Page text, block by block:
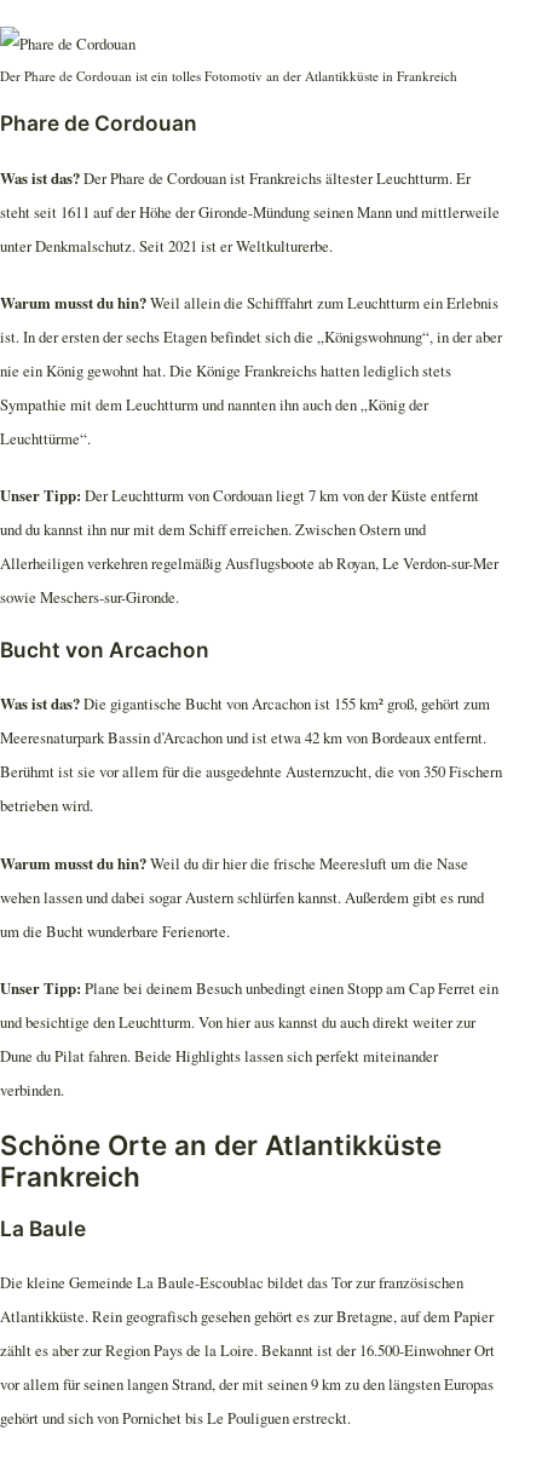
Der Phare de Cordouan ist ein tolles Fotomotiv an der Atlantikküste in Frankreich
Phare de Cordouan
Was ist das?Der Phare de Cordouan ist Frankreichs ältester Leuchtturm. Er
steht seit 1611 auf der Höhe der Gironde-Mündung seinen Mann und mittlerweile
unter Denkmalschutz. Seit 2021 ist er Weltkulturerbe.
Warum musst du hin?Weil allein die Schifffahrt zum Leuchtturm ein Erlebnis
ist. In der ersten der sechs Etagen befindet sich die „Königswohnung“, in der aber
nie ein König gewohnt hat. Die Könige Frankreichs hatten lediglich stets
Sympathie mit dem Leuchtturm und nannten ihn auch den „König der
Leuchttürme“.
Unser Tipp: Der Leuchtturm von Cordouan liegt 7 km von der Küste entfernt
und du kannst ihn nur mit dem Schiff erreichen. Zwischen Ostern und
Allerheiligen verkehren regelmäßig Ausflugsboote ab Royan, Le Verdon-sur-Mer
sowie Meschers-sur-Gironde.
Bucht von Arcachon
Was ist das?Die gigantische Bucht von Arcachon ist 155 km² groß, gehört zum
Meeresnaturpark Bassin d’Arcachon und ist etwa 42 km von Bordeaux entfernt.
Berühmt ist sie vor allem für die ausgedehnte Austernzucht, die von 350 Fischern
betrieben wird.
Warum musst du hin?Weil du dir hier die frische Meeresluft um die Nase
wehen lassen und dabei sogar Austern schlürfen kannst. Außerdem gibt es rund
um die Bucht wunderbare Ferienorte.
Unser Tipp: Plane bei deinem Besuch unbedingt einen Stopp am Cap Ferret ein
und besichtige den Leuchtturm. Von hier aus kannst du auch direkt weiter zur
Dune du Pilat fahren. Beide Highlights lassen sich perfekt miteinander
verbinden.
Schöne Orte an der Atlantikküste
Frankreich
La Baule
Die kleine Gemeinde La Baule-Escoublac bildet das Tor zur französischen
Atlantikküste. Rein geografisch gesehen gehört es zur Bretagne, auf dem Papier
zählt es aber zur Region Pays de la Loire. Bekannt ist der 16.500-Einwohner Ort
vor allem für seinen langen Strand, der mit seinen 9 km zu den längsten Europas
gehört und sich von Pornichet bis Le Pouliguen erstreckt.